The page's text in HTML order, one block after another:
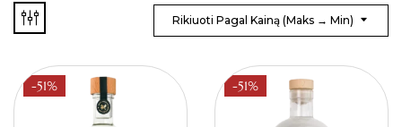
Rikiuoti Pagal Kainą (maks → Min)
-51% -51%